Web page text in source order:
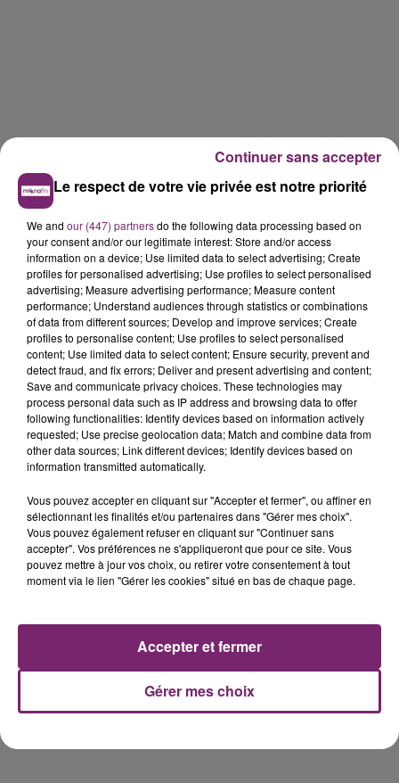
La Bulle - Guinguette éphémère
de Frelinghien !
éclipse solaire du 12 Août 2026
158 pompiers de la région sont
partis hier soir pour la Gironde
Le respect de votre vie privée est notre priorité
We and our (447) partnersdo the following data processing based on
your consent and/or our legitimate interest: Store and/or access
information on a device; Use limited data to select advertising; Create
profiles for personalised advertising; Use profiles to select personalised
advertising; Measure advertising performance; Measure content
performance; Understand audiences through statistics or combinations
of data from different sources; Develop and improve services; Create
profiles to personalise content; Use profiles to select personalised
content; Use limited data to select content; Ensure security, prevent and
detect fraud, and fix errors; Deliver and present advertising and content;
Save and communicate privacy choices. These technologies may
process personal data such as IP address and browsing data to offer
following functionalities: Identify devices based on information actively
requested; Use precise geolocation data; Match and combine data from
other data sources; Link different devices; Identify devices based on
information transmitted automatically.
Vous pouvez accepter en cliquant sur "Accepter et fermer", ou affiner en
sélectionnant les finalités et/ou partenaires dans "Gérer mes choix".
Vous pouvez également refuser en cliquant sur "Continuer sans
accepter". Vos préférences ne s'appliqueront que pour ce site. Vous
pouvez mettre à jour vos choix, ou retirer votre consentement à tout
moment via le lien "Gérer les cookies" situé en bas de chaque page.
Gérer mes choix
Accepter et fermer
Continuer sans accepter